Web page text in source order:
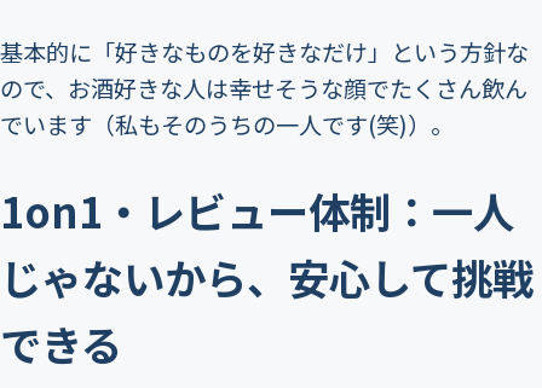
基本的に「好きなものを好きなだけ」という方針な
ので、お酒好きな人は幸せそうな顔でたくさん飲ん
でいます（私もそのうちの一人です(笑)）。
1on1・レビュー体制：一人
じゃないから、安心して挑戦
できる